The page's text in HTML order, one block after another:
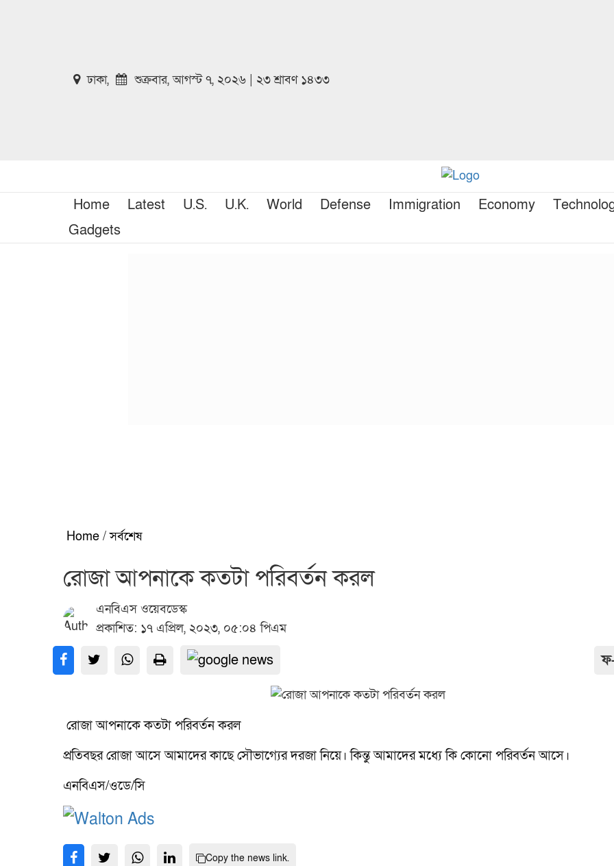
ঢাকা, শুক্রবার, আগস্ট ৭, ২০২৬ | ২৩ শ্রাবণ ১৪৩৩
Home Latest U.S. U.K. World Defense Immigration Economy
Gadgets
Home / সর্বশেষ
রোজা আপনাকে কতটা পরিবর্তন করল
এনবিএস ওয়েবডেস্ক
প্রকাশিত: ১৭ এপ্রিল, ২০২৩, ০৫:০৪ পিএম
রোজা আপনাকে কতটা পরিবর্তন করল
প্রতিবছর রোজা আসে আমাদের কাছে সৌভাগ্যের দরজা নিয়ে। কিন্তু আমাদের মধ্যে কি কোনো পরিবর্তন আসে।
এনবিএস/ওডে/সি
Copy the news link.